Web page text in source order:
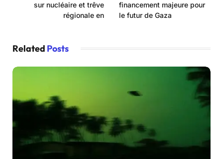
sur nucléaire et trêve
régionale en
financement majeure pour
le futur de Gaza
Related Posts